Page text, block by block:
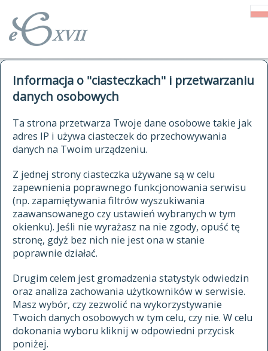
Informacja o "ciasteczkach" i przetwarzaniu
danych osobowych
Ta strona przetwarza Twoje dane osobowe takie jak
adres IP i używa ciasteczek do przechowywania
danych na Twoim urządzeniu.
Z jednej strony ciasteczka używane są w celu
zapewnienia poprawnego funkcjonowania serwisu
(np. zapamiętywania filtrów wyszukiwania
zaawansowanego czy ustawień wybranych w tym
okienku). Jeśli nie wyrażasz na nie zgody, opuść tę
stronę, gdyż bez nich nie jest ona w stanie
poprawnie działać.
Drugim celem jest gromadzenia statystyk odwiedzin
oraz analiza zachowania użytkowników w serwisie.
Masz wybór, czy zezwolić na wykorzystywanie
Twoich danych osobowych w tym celu, czy nie. W celu
dokonania wyboru kliknij w odpowiedni przycisk
poniżej.
autorzy Słownika
historia
publikacje
źródła
autorzy tekstów źródłowych
zasady opracowania
statystyki
najnowsze hasła
ostatnio zmodyfikowane hasła
materiały archiwalne
cytowanie
kontakt
kwerendy
jak cytować Słownik
ELEKTRONICZNY SŁOWNIK
JĘZYKA POLSKIEGO
XVII I XVIII WIEKU
znajdź hasła
zaczynające się od